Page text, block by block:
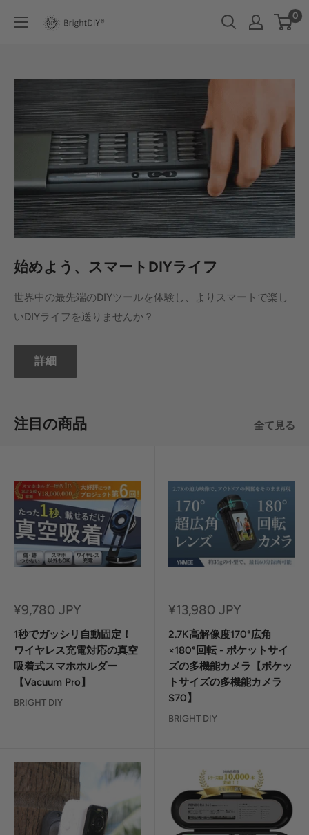
BRIGHT
0
始めよう、スマートDIYライフ
世界中の最先端のDIYツールを体験し、よりスマートで楽し
いDIYライフを送りませんか？
詳細
注目の商品 全て見る
セ
ル
価
格
¥9,780 JPY
1秒でガッシリ自動固定！
ワイヤレス充電対応の真空
吸着式スマホホルダー
【Vacuum Pro】
BRIGHT DIY
セ
ル
価
格
¥13,980 JPY
2.7K高解像度170°広角
×180°回転 - ポケットサイ
ズの多機能カメラ【ポケッ
トサイズの多機能カメラ
S70】
BRIGHT DIY